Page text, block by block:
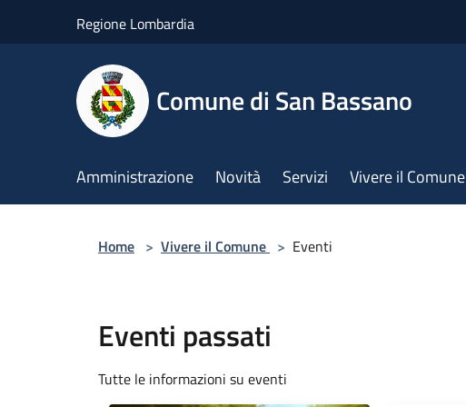
Regione Lombardia
Comune di San Bassano
Amministrazione Novità Servizi Vivere il Comune
Home > Vivere il Comune > Eventi
Eventi passati
Tutte le informazioni su eventi